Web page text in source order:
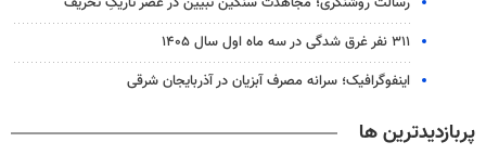
۳۱۱ نفر غرق شدگی در سه ماه اول سال ۱۴۰۵
اینفوگرافیک؛ سرانه مصرف آبزیان در آذربایجان شرقی
پربازدیدترین ها